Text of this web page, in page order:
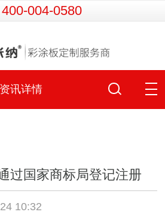
400-004-0580
资讯详情
过国家商标局登记注册
10:32